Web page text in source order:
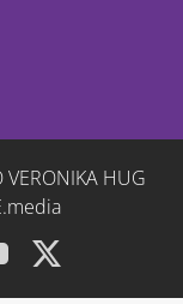
VERONIKA HUG
X